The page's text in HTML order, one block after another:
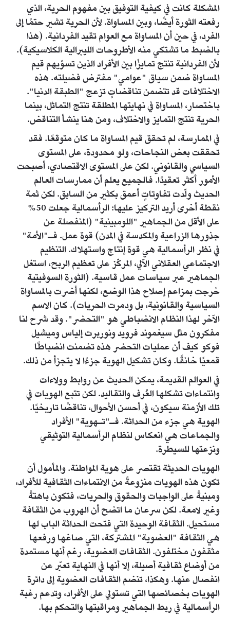
المشكلة كانت في كيفية التوفيق بين مفهوم الحرية، الذي
رفعته الثورة أيضًا، وبين المساواة. لأن الحرية تشير حتمًا إلى
الفرد، في حين أن المساواة مع العوام تقيد الفردانية. (هذا
بالضبط ما تشتكي منه الأطروحات الليبرالية الكلاسيكية).
لأن الفردانية تنتج تمايزًا بين الأفراد الذين تسوّيهم قيم
المساواة ضمن سياق "عوامي" مفترض فضيلته. هذه
الاختلافات قد تتضمن تناقضاتٍ تزعج "الطبقة الدنيا".
باختصار، المساواة في نهايتها المطلقة تنتج التماثل، بينما
الحرية تنتج التمايز والاختلاف، ومن هنا ينشأ التناقض.
في الممارسة، لم تحقق قيم المساواة ما كان متوقعًا. فقد
تحققت بعض النجاحات، ولو محدودة، على المستوى
السياسي والقانوني. لكن على المستوى الاقتصادي، أصبحت
الأمور أكثر تعقيدًا. فالجميع يعلم أن ممارسات العالم
الحديث ولّدت تفاوتاتٍ أعمق بكثير من السابق. لكن ثمة
نقطة أخرى أريد التركيز عليها: الرأسمالية جعلت 50%
على الأقل من الجماهير "اللومبينية" (المنفصلة عن
جذورها الزراعية والمكدسة في المدن) قوة عمل. فـ"الأمة"
في نظر الرأسمالية هي قوة إنتاج واستهلاك. التنظيم
الاجتماعي العقلاني الآلي، المركّز على تعظيم الربح، استغل
الجماهير عبر سياسات عمل قاسية. (الثورة السوفيتية
خرجت بمزاعم إصلاح هذا الوضع، لكنها أضرت بالمساواة
السياسية والقانونية، بل ودمرت الحريات). كان الاسم
الآخر لهذا النظام الانضباطي هو "التحضر". وقد شرح لنا
مفكرون مثل سيغموند فرويد ونوربرت إلياس وميشيل
فوكو كيف أن عمليات التحضر هذه تضمنت انضباطًا
قمعيًا خانقًا. وكان تشكيل الهوية جزءًا لا يتجزأ من ذلك.
في العوالم القديمة، يمكن الحديث عن روابط وولاءات
وانتماءات تشكلها العُرف والتقاليد. لكن تتبع الهويات في
تلك الأزمنة سيكون، في أحسن الأحوال، تناقضًا تاريخيًا.
الهوية هي جزء من الحداثة. فـ"تـهوية" الأفراد
والجماعات هي انعكاس لنظام الرأسمالية التوثيقي
ونزعتها للسيطرة.
الهويات الحديثة تقتصر على هوية المواطنة. والمأمول أن
تكون هذه الهويات منزوعةً من الانتماءات الثقافية للأفراد،
ومبنيةً على الواجبات والحقوق والحريات، فتكون باهتةً
وغير لامعة. لكن سرعان ما اتضح أن الهروب من الثقافة
مستحيل. الثقافة الوحيدة التي فتحت الحداثة الباب لها
هي الثقافة "العضوية" المشتركة، التي صاغها ورفعها
مثقفون مختلفون. الثقافات العضوية، رغم أنها مستمدة
من أوضاع ثقافية أصيلة، إلا أنها في النهاية تعبّر عن
انفصال عنها. وهكذا، تنضم الثقافات العضوية إلى دائرة
الهويات بخصائصها التي تستولي على الأفراد، وتدعم رغبة
الرأسمالية في ربط الجماهير ومراقبتها والتحكم بها.